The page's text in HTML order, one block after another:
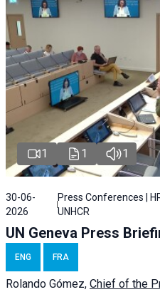
1 1 1
30-06-
2026
Press Conferences |
UNHCR
UN Geneva Press
ENG FRA
Rolando Gómez, Chief of the